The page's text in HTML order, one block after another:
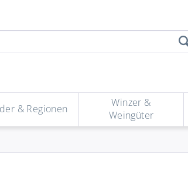
& Regionen
Winzer &
Weingüter